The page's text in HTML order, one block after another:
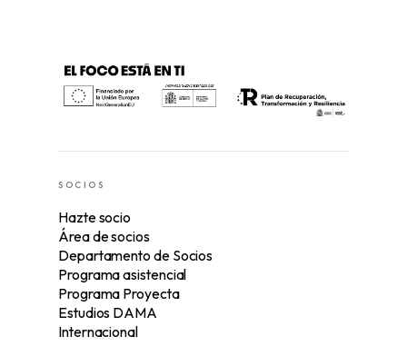
SOCIOS
Hazte socio
Área de socios
Departamento de Socios
Programa asistencial
Programa Proyecta
Estudios DAMA
Internacional